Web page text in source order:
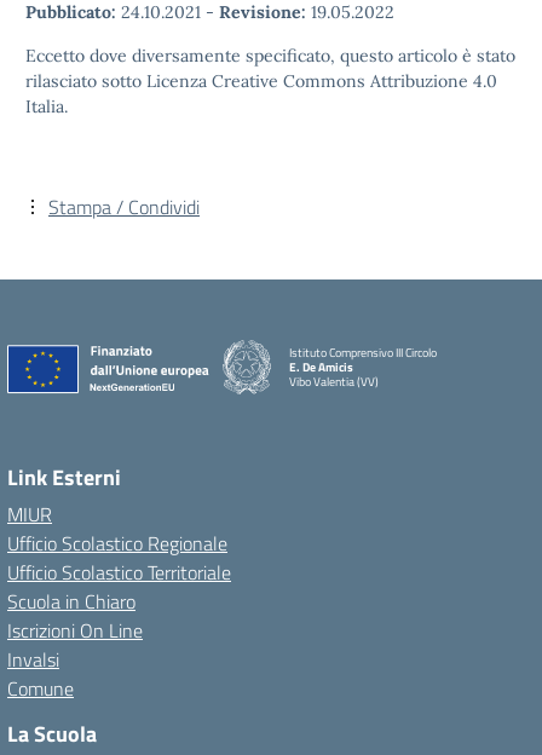
Pubblicato: 24.10.2021 - Revisione: 19.05.2022
Eccetto dove diversamente specificato, questo articolo è stato
rilasciato sotto Licenza Creative Commons Attribuzione 4.0
Italia.
Stampa / Condividi
Istituto Comprensivo III Circolo
E. De Amicis
Vibo Valentia (VV)
Link Esterni
MIUR
Ufficio Scolastico Regionale
Ufficio Scolastico Territoriale
Scuola in Chiaro
Iscrizioni On Line
Invalsi
Comune
La Scuola